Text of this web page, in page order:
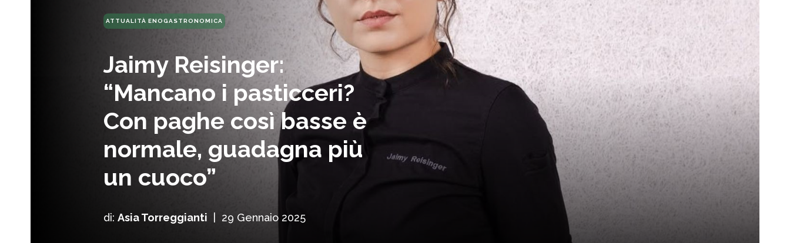
ATTUALITÀ ENOGASTRONOMICA
Jaimy Reisinger:
“Mancano i pasticceri?
Con paghe così basse è
normale, guadagna più
un cuoco”
di: Asia Torreggianti 29 Gennaio 2025